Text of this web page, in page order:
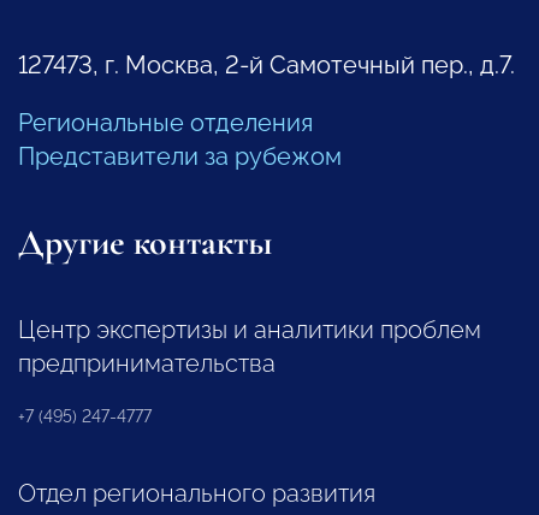
127473, г. Москва, 2-й Самотечный пер., д.7.
Региональные отделения
Представители за рубежом
Другие контакты
Центр экспертизы и аналитики проблем
предпринимательства
+7 (495) 247-4777
Отдел регионального развития